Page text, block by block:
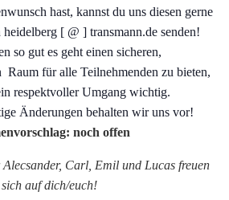
hast, kannst du uns diesen gerne
[ @ ] transmann.de senden!
so gut es geht einen sicheren,
für alle Teilnehmenden zu bieten,
respektvoller Umgang wichtig.
Änderungen behalten wir uns vor!
noch offen
Carl, Emil und Lucas freuen
sich auf dich/euch!